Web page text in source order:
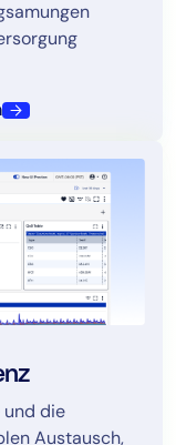
und die
Austausch,